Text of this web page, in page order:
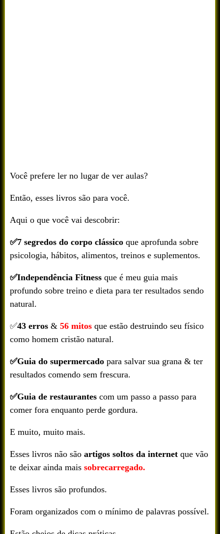
Você prefere ler no lugar de ver aulas?
Então, esses livros são para você.
Aqui o que você vai descobrir:
✅7 segredos do corpo clássico que aprofunda sobre
psicologia, hábitos, alimentos, treinos e suplementos.
✅Independência Fitness que é meu guia mais
profundo sobre treino e dieta para ter resultados sendo
natural.
✅43 erros & 56 mitos que estão destruindo seu físico
como homem cristão natural.
✅Guia do supermercado para salvar sua grana & ter
resultados comendo sem frescura.
✅Guia de restaurantes com um passo a passo para
comer fora enquanto perde gordura.
E muito, muito mais.
Esses livros não são artigos soltos da internet que vão
te deixar ainda mais sobrecarregado.
Esses livros são profundos.
Foram organizados com o mínimo de palavras possível.